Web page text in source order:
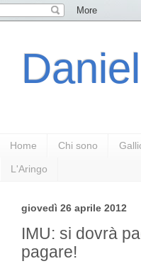
Home Chi sono
L'Aringo
giovedì 26 aprile 2012
IMU: si dovrà
pagare!